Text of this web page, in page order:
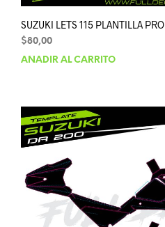
SUZUKI LETS 115 PLANTILLA PRO
$80,00
AÑADIR AL CARRITO